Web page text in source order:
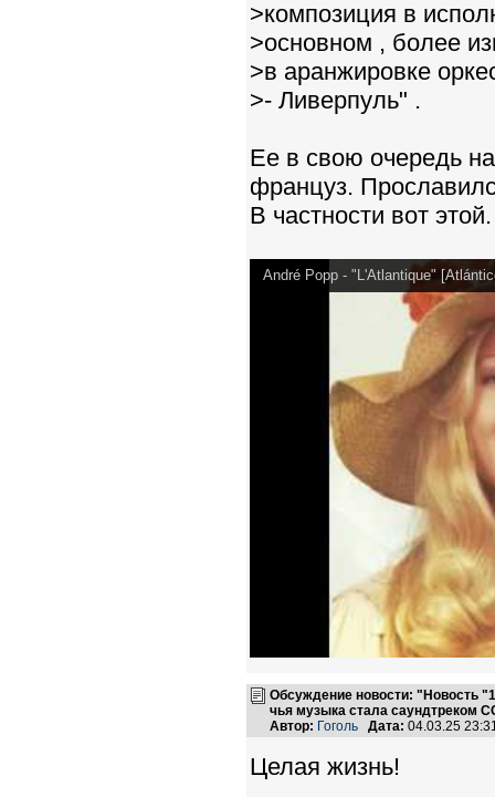
>композиция в
>основном , более
>в аранжировке
>- Ливерпуль" .
Ее в свою очередь
француз.
В частности вот этой.
André Popp - "L'Atlantique"
Обсуждение новости: "Новость
чья музыка стала саундтреком
Автор: Гоголь Дата: 04.03.25
Целая жизнь!